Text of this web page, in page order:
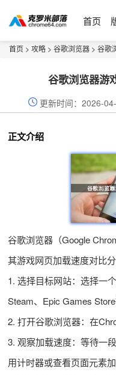
首页
首页 > 攻略 > 谷歌浏览器 > 谷歌
谷歌浏览器游
更新时间：2026-
正文介绍
谷歌浏览器（Google
其游戏网页加载速度对比
1. 选择目标网站：选择一
Steam、Epic Games Store
2. 打开谷歌浏览器：在
3. 观察加载速度：等待一
用计时器或查看页面元素